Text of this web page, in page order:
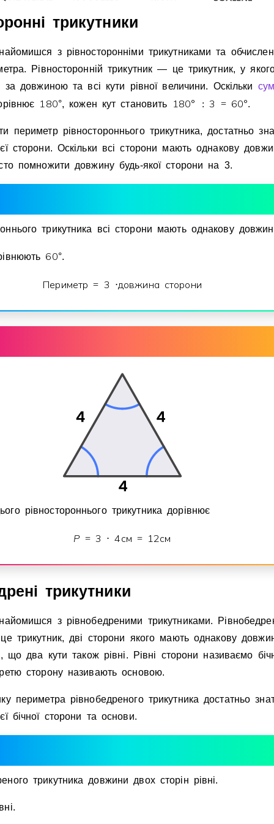
трикутники
з рiвностороннiми трикутниками та
Рiвностороннiй трикутник — це трикутник, у
за довжиною та всi кути рiвної величини. Оскiльки
1 80°, кожен кут становить 1 80° : 3 = 60°.
периметр рiвностороннього трикутника, достатньо
сторони. Оскiльки всi сторони мають однакову
помножити довжину будь-якої сторони на 3.
трикутника всi сторони мають однакову
60°.
Периметр = 3 ⋅довжина сторони
рiвностороннього трикутника дорiвнює
P = 3 ⋅ 4см = 12см
трикутники
з рiвнобедреними трикутниками.
трикутник, двi сторони якого мають однакову
що два кути також рiвнi. Рiвнi сторони називаємо
сторону називають основою.
периметра рiвнобедреного трикутника достатньо
бiчної сторони та основи.
трикутника довжини двох сторiн рiвнi.